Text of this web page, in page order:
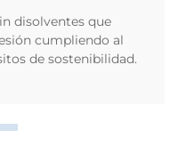
disolventes que
cumpliendo al
de sostenibilidad.